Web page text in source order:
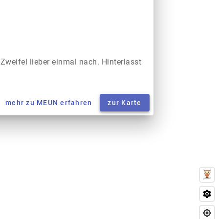
lieber einmal nach. Hinterlasst
mehr zu MEUN erfahren zur Karte